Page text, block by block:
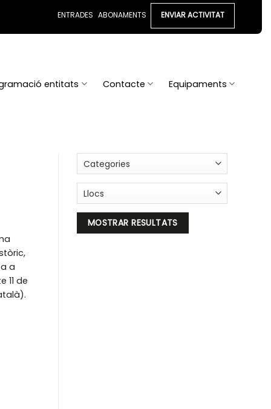
ENTRADES ABONAMENTS ENVIAR ACTIVITAT
entitats Contacte Equipaments
a
11 de